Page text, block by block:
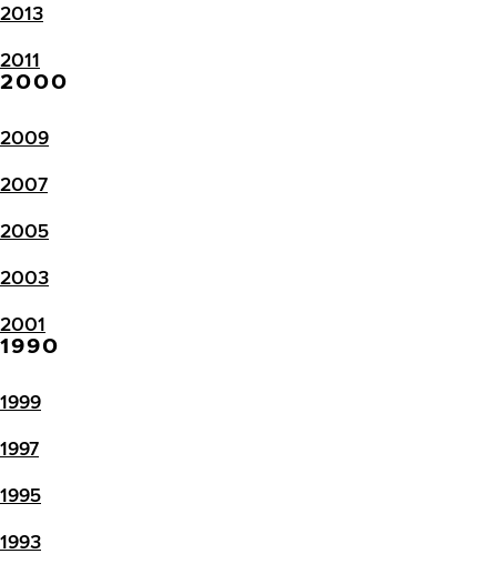
2013
2011
2000
2009
2007
2005
2003
2001
1990
1999
1997
1995
1993